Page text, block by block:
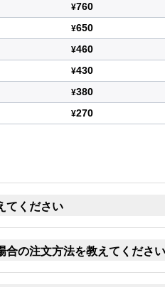
¥760
¥650
¥460
¥430
¥380
¥270
てください
合の注文方法を教えてください